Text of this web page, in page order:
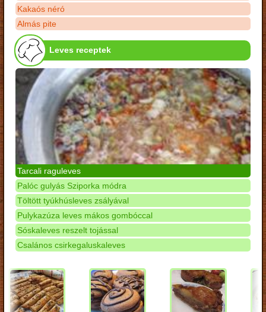
Kakaós néró
Almás pite
Leves receptek
Tarcali raguleves
Palóc gulyás Sziporka módra
Töltött tyúkhúsleves zsályával
Pulykazúza leves mákos gombóccal
Sóskaleves reszelt tojással
Csalános csirkegaluskaleves